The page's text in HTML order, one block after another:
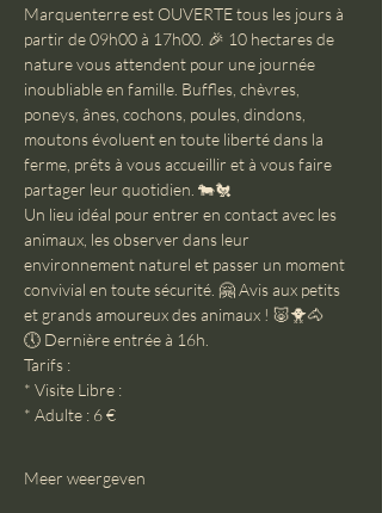
Marquenterre est OUVERTE tous les jours à
partir de 09h00 à 17h00. 🎉 10 hectares de
nature vous attendent pour une journée
inoubliable en famille. Buffles, chèvres,
poneys, ânes, cochons, poules, dindons,
moutons évoluent en toute liberté dans la
ferme, prêts à vous accueillir et à vous faire
partager leur quotidien. 🐄🐔
Un lieu idéal pour entrer en contact avec les
animaux, les observer dans leur
environnement naturel et passer un moment
convivial en toute sécurité. 🤗 Avis aux petits
et grands amoureux des animaux ! 🐷🐥🐴
🕔 Dernière entrée à 16h.
Tarifs :
* Visite Libre :
* Adulte : 6 €
Meer weergeven